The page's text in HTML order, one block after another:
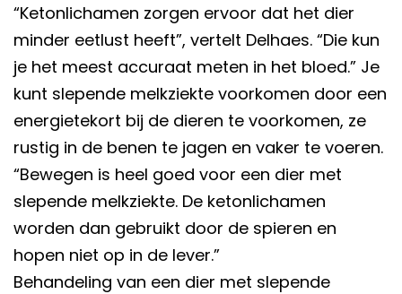
“Ketonlichamen zorgen ervoor dat het dier
minder eetlust heeft”, vertelt Delhaes. “Die kun
je het meest accuraat meten in het bloed.” Je
kunt slepende melkziekte voorkomen door een
energietekort bij de dieren te voorkomen, ze
rustig in de benen te jagen en vaker te voeren.
“Bewegen is heel goed voor een dier met
slepende melkziekte. De ketonlichamen
worden dan gebruikt door de spieren en
hopen niet op in de lever.”
Behandeling van een dier met slepende